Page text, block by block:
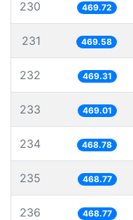
230 469.72
231 469.58
232 469.31
233 469.01
234 468.78
235 468.77
236 468.77